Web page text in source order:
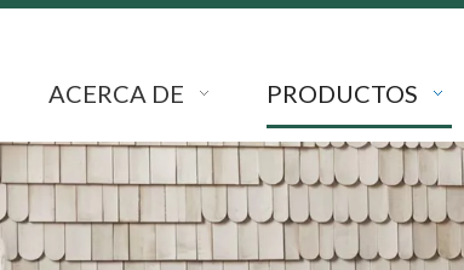
ACERCA DE PRODUCTOS